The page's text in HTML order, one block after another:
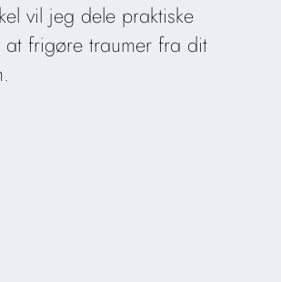
vil jeg dele praktiske
at frigøre traumer fra dit